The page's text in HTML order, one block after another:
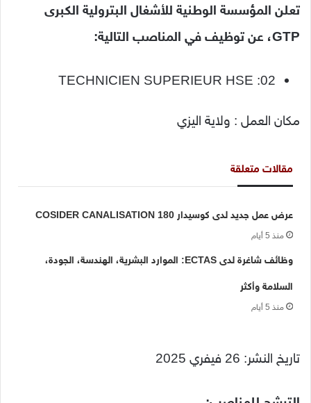
تعلن المؤسسة الوطنية للأشغال البترولية الكبرى
GTP، عن توظيف في المناصب التالية:
TECHNICIEN SUPERIEUR HSE :02
مكان العمل : ولاية اليزي
مقالات متعلقة
عرض عمل جديد لدى كوسيدار COSIDER CANALISATION 180
منذ 5 أيام
وظائف شاغرة لدى ECTAS: الموارد البشرية، الهندسة، الجودة،
السلامة وأكثر
منذ 5 أيام
تاريخ النشر: 26 فيفري 2025